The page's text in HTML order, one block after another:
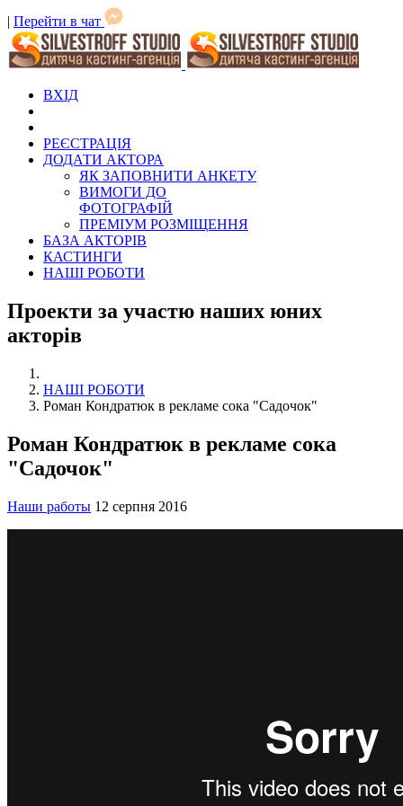
| Перейти в чат
ВХІД
РЕЄСТРАЦІЯ
ДОДАТИ АКТОРА
ЯК ЗАПОВНИТИ АНКЕТУ
ВИМОГИ ДО
ФОТОГРАФІЙ
ПРЕМІУМ РОЗМІЩЕННЯ
БАЗА АКТОРІВ
КАСТИНГИ
НАШІ РОБОТИ
Проекти за участю наших юних
акторів
НАШІ РОБОТИ
Роман Кондратюк в рекламе сока "Садочок"
Роман Кондратюк в рекламе сока
"Садочок"
Наши работы 12 серпня 2016